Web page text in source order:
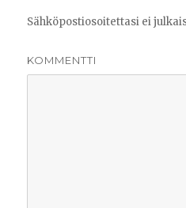
Sähköpostiosoitettasi ei
KOMMENTTI